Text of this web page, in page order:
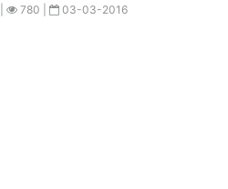
780 | 03-03-2016